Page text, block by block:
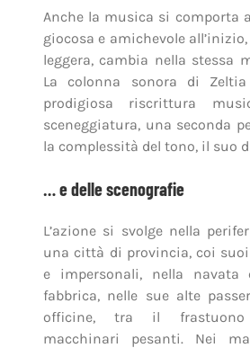
Anche la musica si comporta
giocosa e amichevole
leggera, cambia nella stessa
La colonna sonora di
prodigiosa riscrittura
sceneggiatura, una seconda
la complessità del tono, il suo
… e delle scenografie
L’azione si svolge nella
una città di provincia, coi
e impersonali, nella navata
fabbrica, nelle sue alte
officine, tra il
macchinari pesanti. Nei